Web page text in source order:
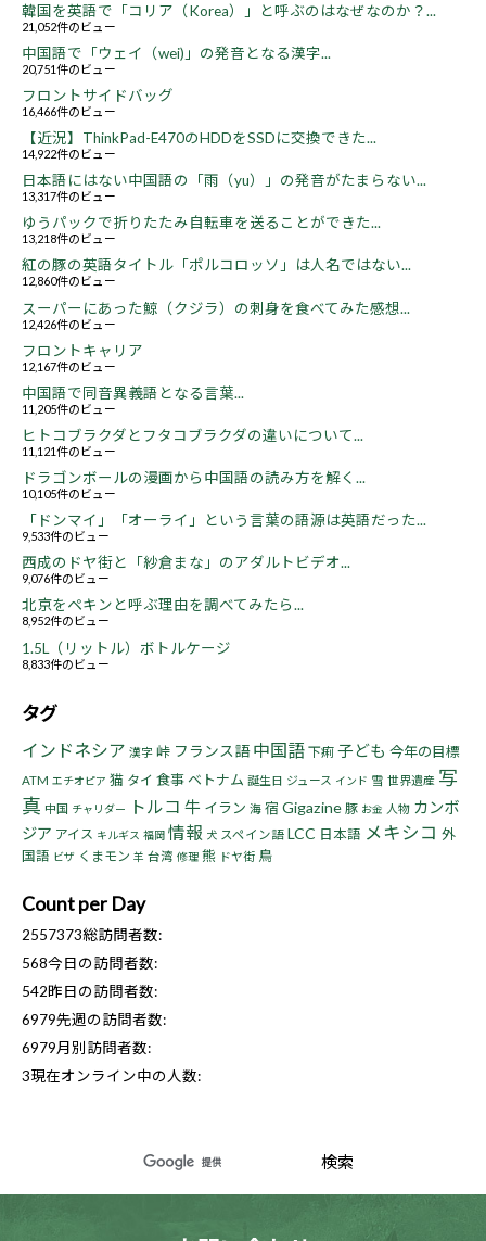
韓国を英語で「コリア（Korea）」と呼ぶのはなぜなのか？...
21,052件のビュー
中国語で「ウェイ（wei)」の発音となる漢字...
20,751件のビュー
フロントサイドバッグ
16,466件のビュー
【近況】ThinkPad-E470のHDDをSSDに交換できた...
14,922件のビュー
日本語にはない中国語の「雨（yu）」の発音がたまらない...
13,317件のビュー
ゆうパックで折りたたみ自転車を送ることができた...
13,218件のビュー
紅の豚の英語タイトル「ポルコロッソ」は人名ではない...
12,860件のビュー
スーパーにあった鯨（クジラ）の刺身を食べてみた感想...
12,426件のビュー
フロントキャリア
12,167件のビュー
中国語で同音異義語となる言葉...
11,205件のビュー
ヒトコブラクダとフタコブラクダの違いについて...
11,121件のビュー
ドラゴンボールの漫画から中国語の読み方を解く...
10,105件のビュー
「ドンマイ」「オーライ」という言葉の語源は英語だった...
9,533件のビュー
西成のドヤ街と「紗倉まな」のアダルトビデオ...
9,076件のビュー
北京をペキンと呼ぶ理由を調べてみたら...
8,952件のビュー
1.5L（リットル）ボトルケージ
8,833件のビュー
タグ
インドネシア 漢字 峠 フランス語 中国語 下痢 子ども 今年の目標
ATM エチオピア 猫 タイ 食事 ベトナム 誕生日 ジュース インド 雪 世界遺産 写
真 中国 チャリダー トルコ 牛 イラン 海 宿 Gigazine 豚 お金 人物 カンボ
ジア アイス キルギス 福岡 情報 犬 スペイン語 LCC 日本語 メキシコ 外
国語 ビザ くまモン 羊 台湾 修理 熊 ドヤ街 鳥
Count per Day
2557373総訪問者数:
568今日の訪問者数:
542昨日の訪問者数:
6979先週の訪問者数:
6979月別訪問者数:
3現在オンライン中の人数: